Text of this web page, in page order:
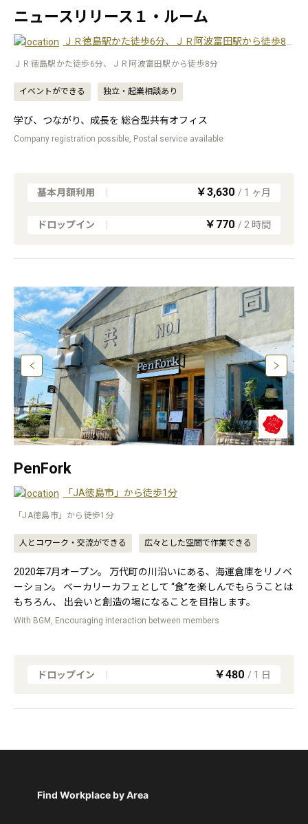
ニュースリリース１・ルーム
ＪＲ徳島駅かた徒歩6分、ＪＲ阿波富田駅から徒歩8分
ＪＲ徳島駅かた徒歩6分、ＪＲ阿波富田駅から徒歩8分
イベントができる 独立・起業相談あり
学び、つながり、成長を 総合型共有オフィス
Company registration possible, Postal service available
基本月額利用 ￥3,630 / 1 ヶ月
ドロップイン ￥770 / 2 時間
PenFork
「JA徳島市」から徒歩1分
「JA徳島市」から徒歩1分
人とコワーク・交流ができる 広々とした空間で作業できる
2020年7月オープン。 万代町の川沿いにある、海運倉庫をリノベ
ーション。 ベーカリーカフェとして “食”を楽しんでもらうことは
もちろん、 出会いと創造の場になることを目指します。
With BGM, Encouraging interaction between members
ドロップイン ￥480 / 1 日
Find Workplace by Area